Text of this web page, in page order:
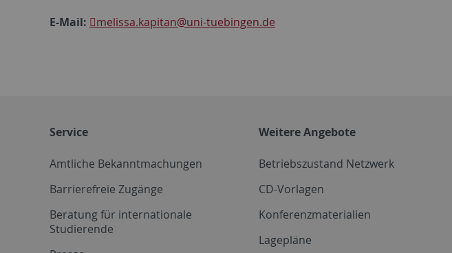
E-Mail: melissa.kapitan@uni-tuebingen.de
Service
Amtliche Bekanntmachungen
Barrierefreie Zugänge
Beratung für internationale
Studierende
Weitere Angebote
Betriebszustand Netzwerk
CD-Vorlagen
Konferenzmaterialien
Lagepläne